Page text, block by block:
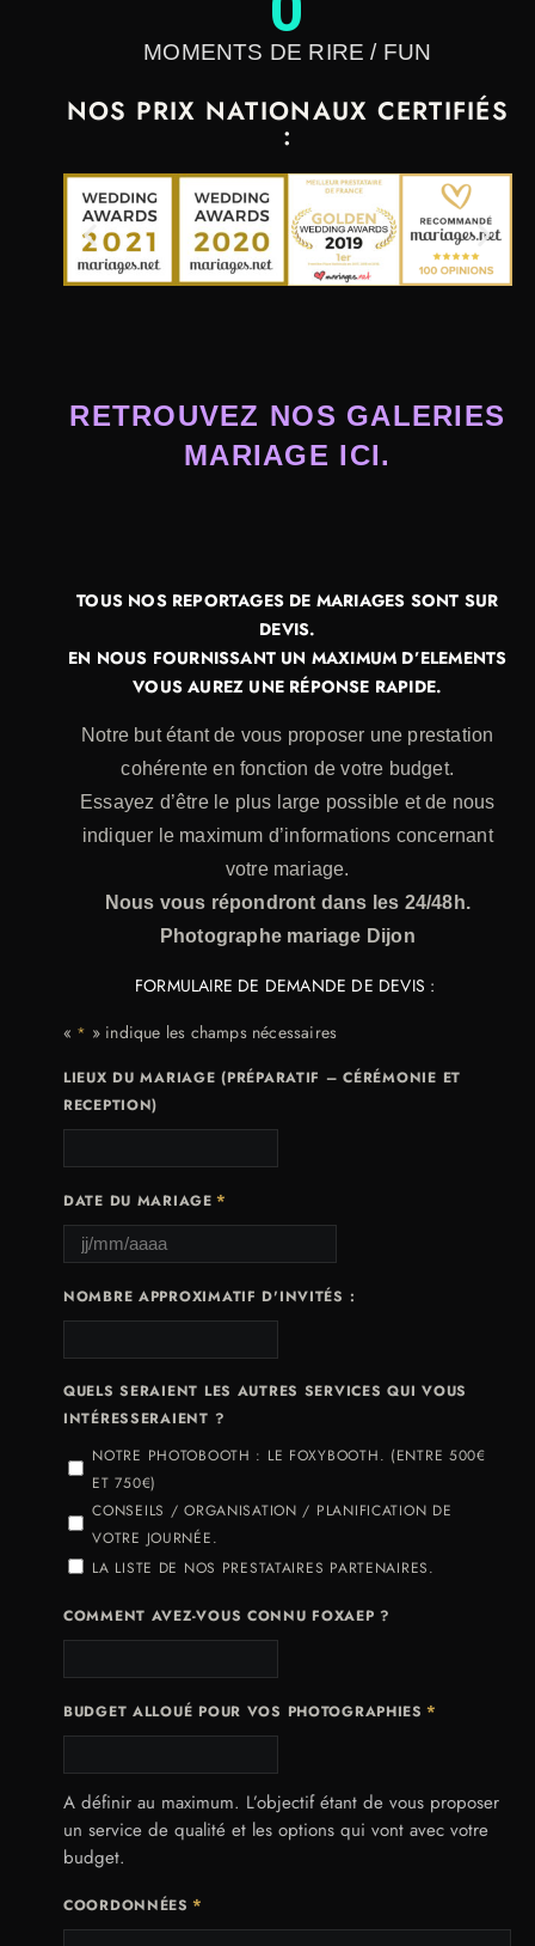
MOMENTS DE RIRE / FUN
NOS PRIX NATIONAUX CERTIFIÉS
:
RETROUVEZ NOS GALERIES
MARIAGE ICI.
TOUS NOS REPORTAGES DE MARIAGES SONT SUR
DEVIS.
EN NOUS FOURNISSANT UN MAXIMUM D’ELEMENTS
VOUS AUREZ UNE RÉPONSE RAPIDE.
Notre but étant de vous proposer une prestation
cohérente en fonction de votre budget.
Essayez d’être le plus large possible et de nous
indiquer le maximum d’informations concernant
votre mariage.
Nous vous répondront dans les 24/48h.
Photographe mariage Dijon
FORMULAIRE DE DEMANDE DE DEVIS :
« * » indique les champs nécessaires
LIEUX DU MARIAGE (PRÉPARATIF – CÉRÉMONIE ET
RECEPTION)
DATE DU MARIAGE *
NOMBRE APPROXIMATIF D'INVITÉS :
QUELS SERAIENT LES AUTRES SERVICES QUI VOUS
INTÉRESSERAIENT ?
NOTRE PHOTOBOOTH : LE FOXYBOOTH. (ENTRE 500€
ET 750€)
CONSEILS / ORGANISATION / PLANIFICATION DE
VOTRE JOURNÉE.
LA LISTE DE NOS PRESTATAIRES PARTENAIRES.
COMMENT AVEZ-VOUS CONNU FOXAEP ?
BUDGET ALLOUÉ POUR VOS PHOTOGRAPHIES *
A définir au maximum. L’objectif étant de vous proposer
un service de qualité et les options qui vont avec votre
budget.
COORDONNÉES *